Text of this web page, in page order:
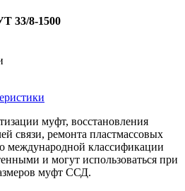
33/8-1500
муфт, восстановления
связи, ремонта пластмассовых
международной классификации
и могут использоваться при
муфт ССД.